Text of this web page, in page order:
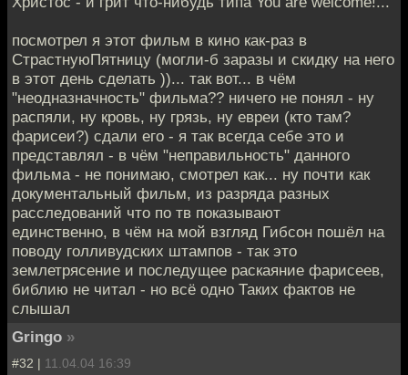
посмотрел я этот фильм в кино как-раз в
СтрастнуюПятницу (могли-б заразы и скидку на него
в этот день сделать ))... так вот... в чём
"неодназначность" фильма?? ничего не понял - ну
распяли, ну кровь, ну грязь, ну евреи (кто там?
фарисеи?) сдали его - я так всегда себе это и
представлял - в чём "неправильность" данного
фильма - не понимаю, смотрел как... ну почти как
документальный фильм, из разряда разных
расследований что по тв показывают
единственно, в чём на мой взгляд Гибсон пошёл на
поводу голливудских штампов - так это
землетрясение и последущее раскаяние фарисеев,
библию не читал - но всё одно Таких фактов не
слышал
Gringo »
#32 | 11.04.04 16:39